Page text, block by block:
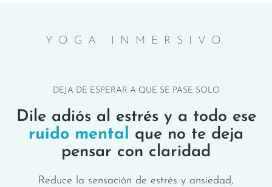
YOGA INMERSIVO
DEJA DE ESPERAR A QUE SE PASE SOLO
Dile adiós al estrés y a todo ese
ruido mental que no te deja
pensar con claridad
Reduce la sensación de estrés y ansiedad,